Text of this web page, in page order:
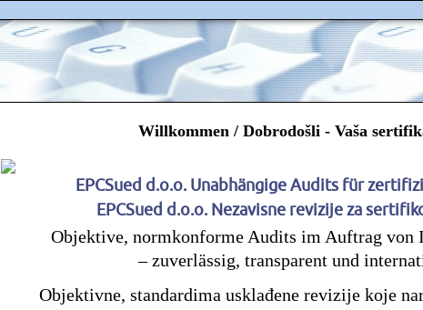
Willkommen / Dobrodošli - Vaša
EPCSued d.o.o. Unabhängige
EPCSued d.o.o. Nezavisne revizije
Objektive, normkonforme Audits im Auftrag von
– zuverlässig, transparent und
Objektivne, standardima usklađene revizije koje